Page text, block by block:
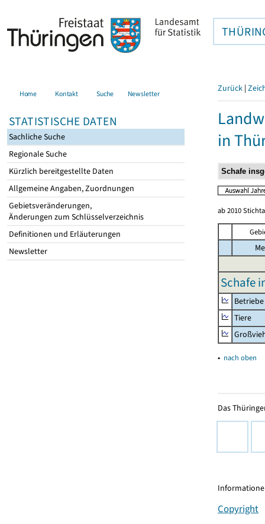
Home Kontakt Suche Newsletter
STATISTISCHE DATEN
Sachliche Suche
Regionale Suche
Kürzlich bereitgestellte Daten
Allgemeine Angaben, Zuordnungen
Gebietsveränderungen,
Änderungen zum Schlüsselverzeichnis
Definitionen und Erläuterungen
Newsletter
Zurück |
in
ab 2010
Schafe
Betriebe
Tiere
▴ nach oben
Das
Copyright